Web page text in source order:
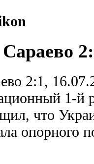
2:1,
1-й
что
опорного